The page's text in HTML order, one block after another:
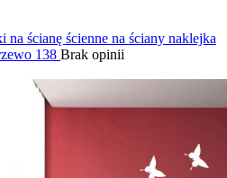
na ścianę ścienne na ściany naklejka
138 Brak opinii